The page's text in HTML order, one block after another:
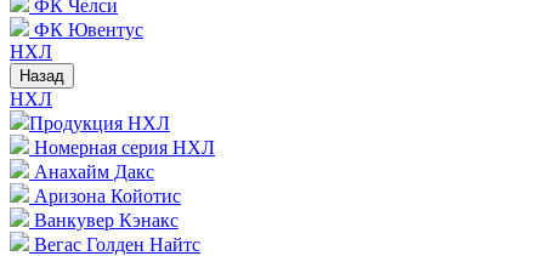
ФК Челси
ФК Ювентус
НХЛ
Назад
НХЛ
Продукция НХЛ
Номерная серия НХЛ
Анахайм Дакс
Аризона Койотис
Ванкувер Кэнакс
Вегас Голден Найтс